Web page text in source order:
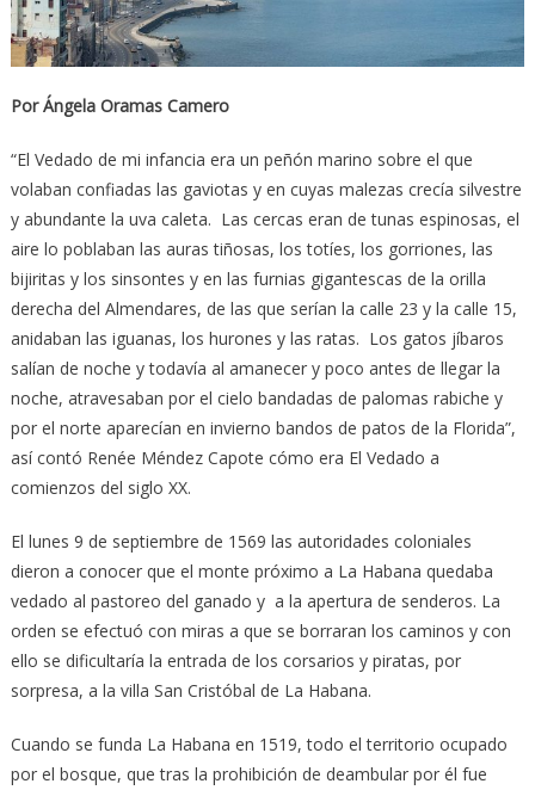
Por Ángela Oramas Camero
“El Vedado de mi infancia era un peñón marino sobre el que
volaban confiadas las gaviotas y en cuyas malezas crecía silvestre
y abundante la uva caleta. Las cercas eran de tunas espinosas, el
aire lo poblaban las auras tiñosas, los totíes, los gorriones, las
bijiritas y los sinsontes y en las furnias gigantescas de la orilla
derecha del Almendares, de las que serían la calle 23 y la calle 15,
anidaban las iguanas, los hurones y las ratas. Los gatos jíbaros
salían de noche y todavía al amanecer y poco antes de llegar la
noche, atravesaban por el cielo bandadas de palomas rabiche y
por el norte aparecían en invierno bandos de patos de la Florida”,
así contó Renée Méndez Capote cómo era El Vedado a
comienzos del siglo XX.
El lunes 9 de septiembre de 1569 las autoridades coloniales
dieron a conocer que el monte próximo a La Habana quedaba
vedado al pastoreo del ganado y a la apertura de senderos. La
orden se efectuó con miras a que se borraran los caminos y con
ello se dificultaría la entrada de los corsarios y piratas, por
sorpresa, a la villa San Cristóbal de La Habana.
Cuando se funda La Habana en 1519, todo el territorio ocupado
por el bosque, que tras la prohibición de deambular por él fue